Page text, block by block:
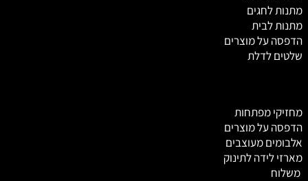
מתנות לחגים
מתנות לבית
הדפסה על מוצרים
שלטים לדלת
מחזיקי מפתחות
הדפסה על מוצרים
אלבומים מעוצבים
מארזי לידה לתינוק
משלוח